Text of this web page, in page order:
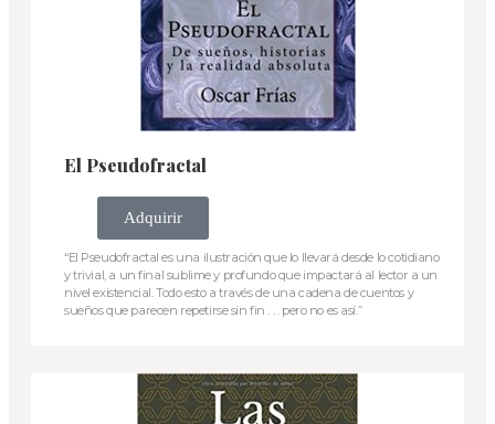
El Pseudofractal
Adquirir
“El Pseudofractal es una ilustración que lo llevará desde lo cotidiano
y trivial, a un final sublime y profundo que impactará al lector a un
nivel existencial. Todo esto a través de una cadena de cuentos y
sueños que parecen repetirse sin fin . . . pero no es así.”